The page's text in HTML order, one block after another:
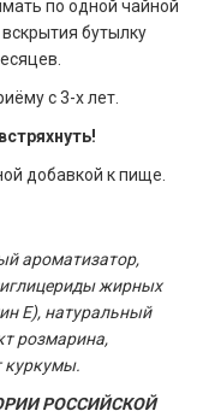
по одной чайной
бутылку
с 3-х лет.
добавкой к пище.
ароматизатор,
жирных
Е), натуральный
розмарина,
куркумы.
РОССИЙСКОЙ